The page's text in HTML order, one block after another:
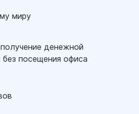
миру
денежной
посещения офиса